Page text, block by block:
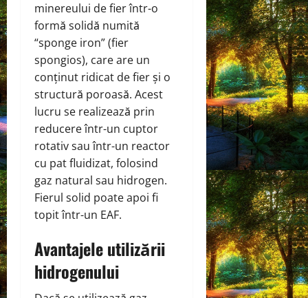
minereului de fier într-o
formă solidă numită
“sponge iron” (fier
spongios), care are un
conținut ridicat de fier și o
structură poroasă. Acest
lucru se realizează prin
reducere într-un cuptor
rotativ sau într-un reactor
cu pat fluidizat, folosind
gaz natural sau hidrogen.
Fierul solid poate apoi fi
topit într-un EAF.
Avantajele utilizării
hidrogenului